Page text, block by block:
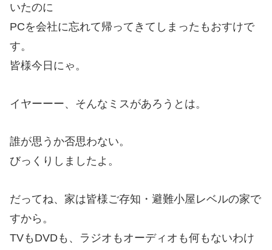
いたのに
PCを会社に忘れて帰ってきてしまったもおすけで
す。
皆様今日にゃ。
イヤーーー、そんなミスがあろうとは。
誰が思うか否思わない。
びっくりしましたよ。
だってね、家は皆様ご存知・避難小屋レベルの家で
すから。
TVもDVDも、ラジオもオーディオも何もないわけ